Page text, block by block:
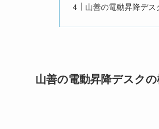
山善の電動昇降デ
山善の電動昇降デスク